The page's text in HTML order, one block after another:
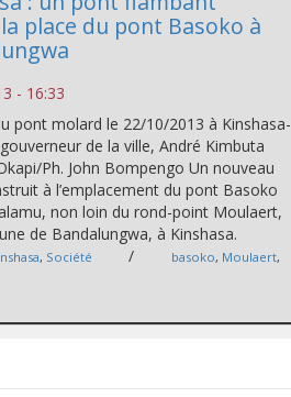
place du pont Basoko à
- 16:33
pont molard le 22/10/2013 à Kinshasa-
de la ville, André Kimbuta
Ph. John Bompengo Un nouveau
à l’emplacement du pont Basoko
non loin du rond-point Moulaert,
de Bandalungwa, à Kinshasa.
, Société / basoko, Moulaert,